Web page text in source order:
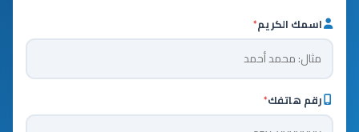
اسمك الكريم*
رقم هاتفك*